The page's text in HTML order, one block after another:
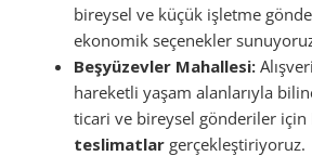
bireysel ve küçük işletme
ekonomik seçenekler
Beşyüzevler Mahallesi:
hareketli yaşam alanlarıyla
ticari ve bireysel gönderiler için
teslimatlar gerçekleştiriyoruz.